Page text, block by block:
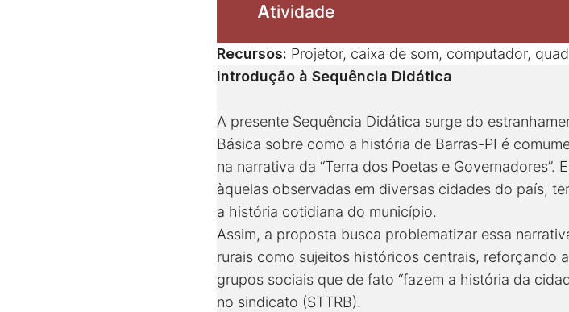
Atividade
Recursos: Projetor, caixa de som, computador,
Introdução à Sequência Didática
A presente Sequência Didática surge do
Básica sobre como a história de Barras-PI é
na narrativa da “Terra dos Poetas e
àquelas observadas em diversas cidades do país,
a história cotidiana do município.
Assim, a proposta busca problematizar essa
rurais como sujeitos históricos centrais, reforçando
grupos sociais que de fato “fazem a história da
no sindicato (STTRB).